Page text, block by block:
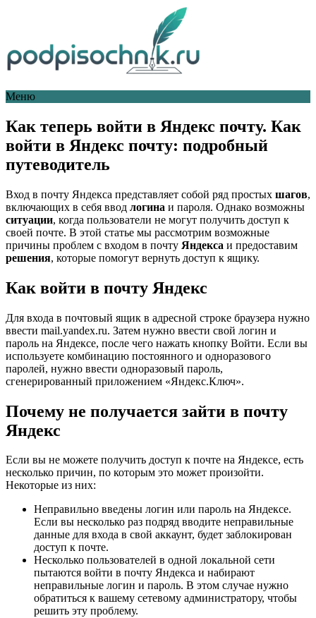
Меню
Как теперь войти в Яндекс почту. Как
войти в Яндекс почту: подробный
путеводитель
Вход в почту Яндекса представляет собой ряд простых шагов,
включающих в себя ввод логина и пароля. Однако возможны
ситуации, когда пользователи не могут получить доступ к
своей почте. В этой статье мы рассмотрим возможные
причины проблем с входом в почту Яндекса и предоставим
решения, которые помогут вернуть доступ к ящику.
Как войти в почту Яндекс
Для входа в почтовый ящик в адресной строке браузера нужно
ввести mail.yandex.ru. Затем нужно ввести свой логин и
пароль на Яндексе, после чего нажать кнопку Войти. Если вы
используете комбинацию постоянного и одноразового
паролей, нужно ввести одноразовый пароль,
сгенерированный приложением «Яндекс.Ключ».
Почему не получается зайти в почту
Яндекс
Если вы не можете получить доступ к почте на Яндексе, есть
несколько причин, по которым это может произойти.
Некоторые из них:
Неправильно введены логин или пароль на Яндексе.
Если вы несколько раз подряд вводите неправильные
данные для входа в свой аккаунт, будет заблокирован
доступ к почте.
Несколько пользователей в одной локальной сети
пытаются войти в почту Яндекса и набирают
неправильные логин и пароль. В этом случае нужно
обратиться к вашему сетевому администратору, чтобы
решить эту проблему.